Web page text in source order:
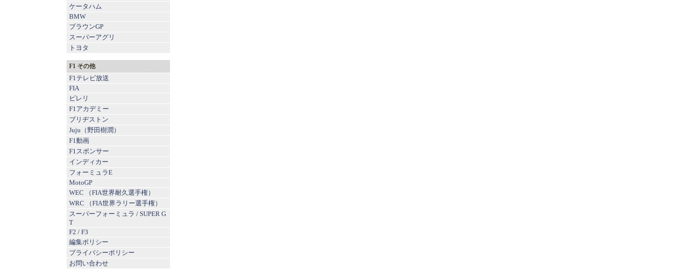
ケータハム
BMW
ブラウンGP
スーパーアグリ
トヨタ
F1 その他
F1テレビ放送
FIA
ピレリ
F1アカデミー
ブリヂストン
Juju（野田樹潤）
F1動画
F1スポンサー
インディカー
フォーミュラE
MotoGP
WEC （FIA世界耐久選手権）
WRC （FIA世界ラリー選手権）
スーパーフォーミュラ / SUPER G
T
F2 / F3
編集ポリシー
プライバシーポリシー
お問い合わせ